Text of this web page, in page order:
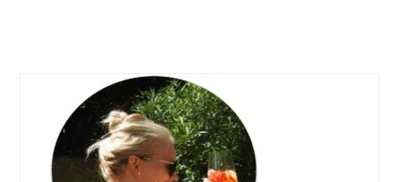
navigation